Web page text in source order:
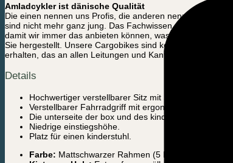
Amladcykler ist dänische Qualität
Die einen nennen uns Profis, die anderen nennen uns
sind nicht mehr ganz jung. Das Fachwissen, das wir
damit wir immer das anbieten können, was wir für das
Sie hergestellt. Unsere Cargobikes sind komplett
erhalten, das an allen Leitungen und Kanten geprüft wird,
Details
Hochwertiger verstellbarer Sitz mit Stoßdämpfer und
Verstellbarer Fahrradgriff mit ergonomischem Griff,
Die unterseite der box und des kindersitzes sind mit
Niedrige einstiegshöhe.
Platz für einen kinderstuhl.
Farbe: Mattschwarzer Rahmen (5 Behandlungen